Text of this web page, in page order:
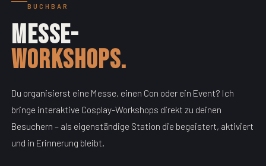
BUCHBAR
Messe-
Workshops.
Du organisierst eine Messe, einen Con oder ein Event? Ich
bringe interaktive Cosplay-Workshops direkt zu deinen
Besuchern – als eigenständige Station die begeistert, aktiviert
und in Erinnerung bleibt.